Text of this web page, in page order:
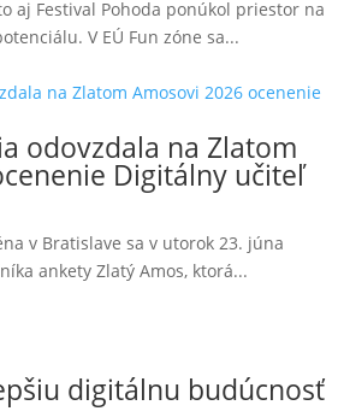
aj Festival Pohoda ponúkol priestor na
V EÚ Fun zóne sa...
odovzdala na Zlatom
Digitálny učiteľ
v Bratislave sa v utorok 23. júna
ankety Zlatý Amos, ktorá...
digitálnu budúcnosť